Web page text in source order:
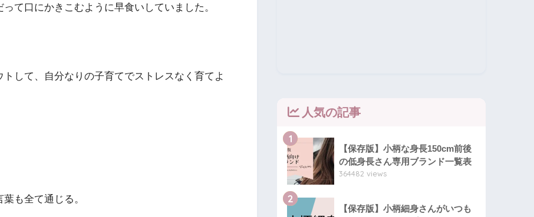
て口にかきこむように早食いしていました。
して、自分なりの子育てでストレスなく育てよ
も全て通じる。
人気の記事
1
【保存版】小柄な身長150cm前後
の低身長さん専用ブランド一覧表
364482 views
2
【保存版】小柄細身さんがいつも